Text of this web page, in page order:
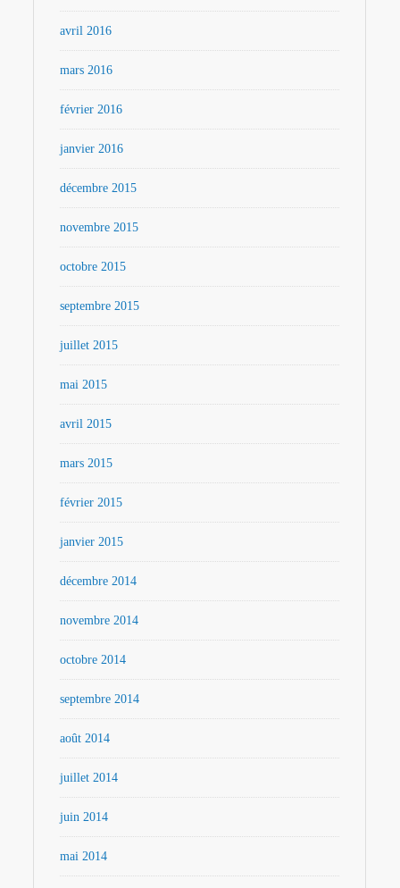
avril 2016
mars 2016
février 2016
janvier 2016
décembre 2015
novembre 2015
octobre 2015
septembre 2015
juillet 2015
mai 2015
avril 2015
mars 2015
février 2015
janvier 2015
décembre 2014
novembre 2014
octobre 2014
septembre 2014
août 2014
juillet 2014
juin 2014
mai 2014